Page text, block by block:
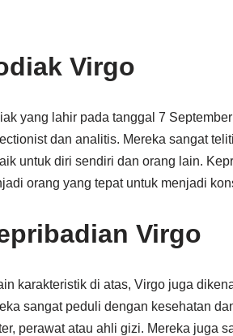
Virgo
yang lahir pada tanggal 7
dan analitis. Mereka sangat
untuk diri sendiri dan orang lain.
orang yang tepat untuk menjadi
Virgo
karakteristik di atas, Virgo juga
sangat peduli dengan kesehatan
perawat atau ahli gizi. Mereka juga